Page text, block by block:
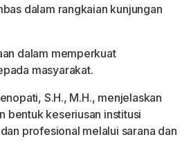
dalam rangkaian kunjungan
dalam memperkuat
masyarakat.
S.H., M.H., menjelaskan
bentuk keseriusan institusi
profesional melalui sarana dan